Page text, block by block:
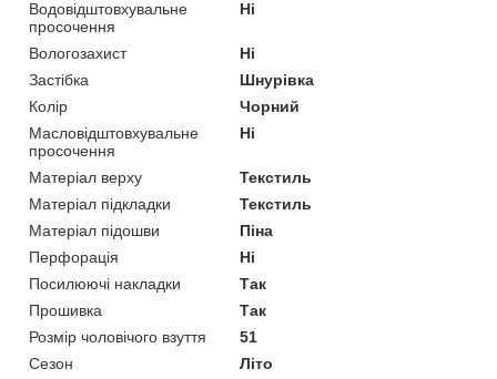
Водовідштовхувальне
просочення
Ні
Вологозахист
Ні
Застібка
Шнурівка
Колір
Чорний
Масловідштовхувальне
просочення
Ні
Матеріал верху
Текстиль
Матеріал підкладки
Текстиль
Матеріал підошви
Піна
Перфорація
Ні
Посилюючі накладки
Так
Прошивка
Так
Розмір чоловічого взуття
51
Сезон
Літо